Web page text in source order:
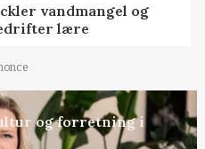
vandmangel og
lære
og forretning i